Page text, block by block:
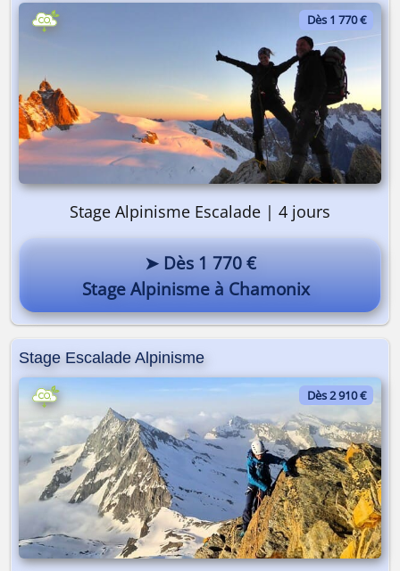
Dès 1 770 €
Stage Alpinisme Escalade | 4 jours
➤ Dès 1 770 €
Stage Alpinisme à Chamonix
Stage Escalade Alpinisme
Dès 2 910 €